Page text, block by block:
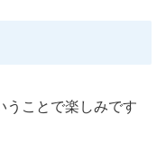
うことで楽しみです